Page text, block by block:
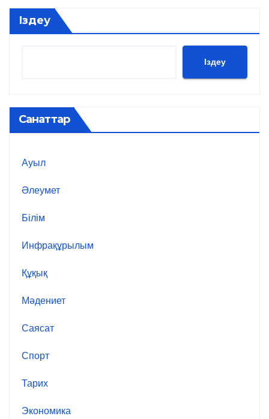
Іздеу
Іздеу
Санаттар
Ауыл
Әлеумет
Білім
Инфрақұрылым
Құқық
Мәдениет
Саясат
Спорт
Тарих
Экономика